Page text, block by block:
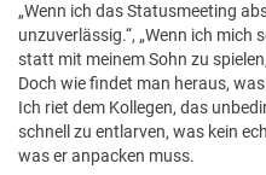
„Wenn ich das Statusmeeting
unzuverlässig.“, „Wenn ich
statt mit meinem Sohn zu
Doch wie findet man heraus,
Ich riet dem Kollegen, das
schnell zu entlarven, was kein
was er anpacken muss.